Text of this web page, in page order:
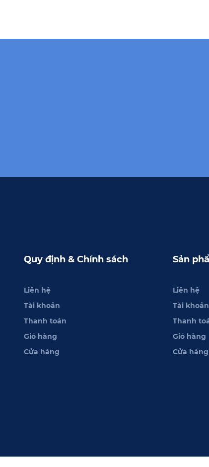
Quy định & Chính sách
Liên hệ
Tài khoản
Thanh toán
Giỏ hàng
Cửa hàng
Sản
Liên hệ
Tài khoản
Thanh
Giỏ hàng
Cửa hàng